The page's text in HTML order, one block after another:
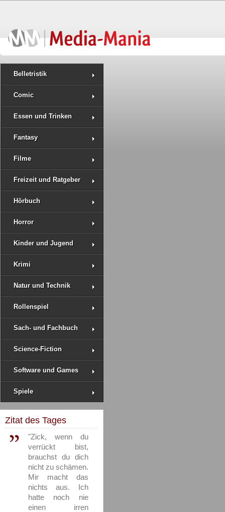
Belletristik
Comic
Essen und Trinken
Fantasy
Filme
Freizeit und Ratgeber
Hörbuch
Horror
Kinder und Jugend
Krimi
Natur und Technik
Rollenspiel
Sach- und Fachbuch
Science-Fiction
Software und Games
Spiele
Zitat des Tages
"Zick, wenn du
verrückt bist,
brauchst du dich
nicht zu schämen.
Mir macht das
nichts aus. Ich
hatte noch nie
einen irren